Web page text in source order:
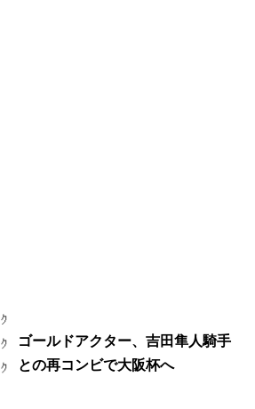
ゴールドアクター、吉田隼人騎手
との再コンビで大阪杯へ